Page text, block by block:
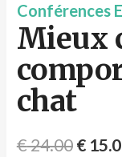
Conférences
Mieux
chat
€24.00 €